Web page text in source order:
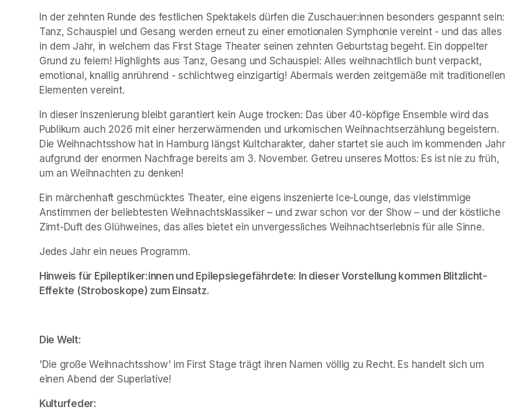
In der zehnten Runde des festlichen Spektakels dürfen die Zuschauer:innen besonders gespannt sein:
Tanz, Schauspiel und Gesang werden erneut zu einer emotionalen Symphonie vereint - und das alles
in dem Jahr, in welchem das First Stage Theater seinen zehnten Geburtstag begeht. Ein doppelter
Grund zu feiern! Highlights aus Tanz, Gesang und Schauspiel: Alles weihnachtlich bunt verpackt,
emotional, knallig anrührend - schlichtweg einzigartig! Abermals werden zeitgemäße mit traditionellen
Elementen vereint.
In dieser Inszenierung bleibt garantiert kein Auge trocken: Das über 40-köpfige Ensemble wird das
Publikum auch 2026 mit einer herzerwärmenden und urkomischen Weihnachtserzählung begeistern.
Die Weihnachtsshow hat in Hamburg längst Kultcharakter, daher startet sie auch im kommenden Jahr
aufgrund der enormen Nachfrage bereits am 3. November. Getreu unseres Mottos: Es ist nie zu früh,
um an Weihnachten zu denken!
Ein märchenhaft geschmücktes Theater, eine eigens inszenierte Ice-Lounge, das vielstimmige
Anstimmen der beliebtesten Weihnachtsklassiker – und zwar schon vor der Show – und der köstliche
Zimt-Duft des Glühweines, das alles bietet ein unvergessliches Weihnachtserlebnis für alle Sinne.
Jedes Jahr ein neues Programm.
Hinweis für Epileptiker:innen und Epilepsiegefährdete: In dieser Vorstellung kommen Blitzlicht-
Effekte (Stroboskope) zum Einsatz.
Die Welt:
'Die große Weihnachtsshow' im First Stage trägt ihren Namen völlig zu Recht. Es handelt sich um
einen Abend der Superlative!
Kulturfeder: